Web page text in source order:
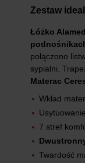
Zestaw
Łóżko
połączono
sypialni.
Materac
Wkład
7 stref
Twardość